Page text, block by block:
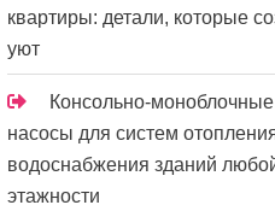
квартиры: детали, которые
уют
Консольно-моноблочные
насосы для систем
водоснабжения зданий
этажности